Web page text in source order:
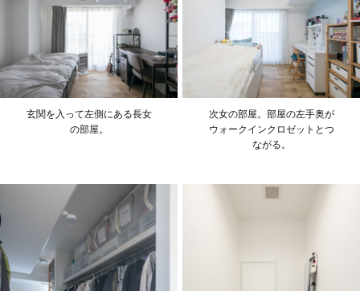
玄関を入って左側にある長女
の部屋。
次女の部屋。部屋の左手奥が
ウォークインクロゼットとつ
ながる。